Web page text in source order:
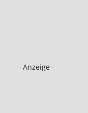
- Anzeige -